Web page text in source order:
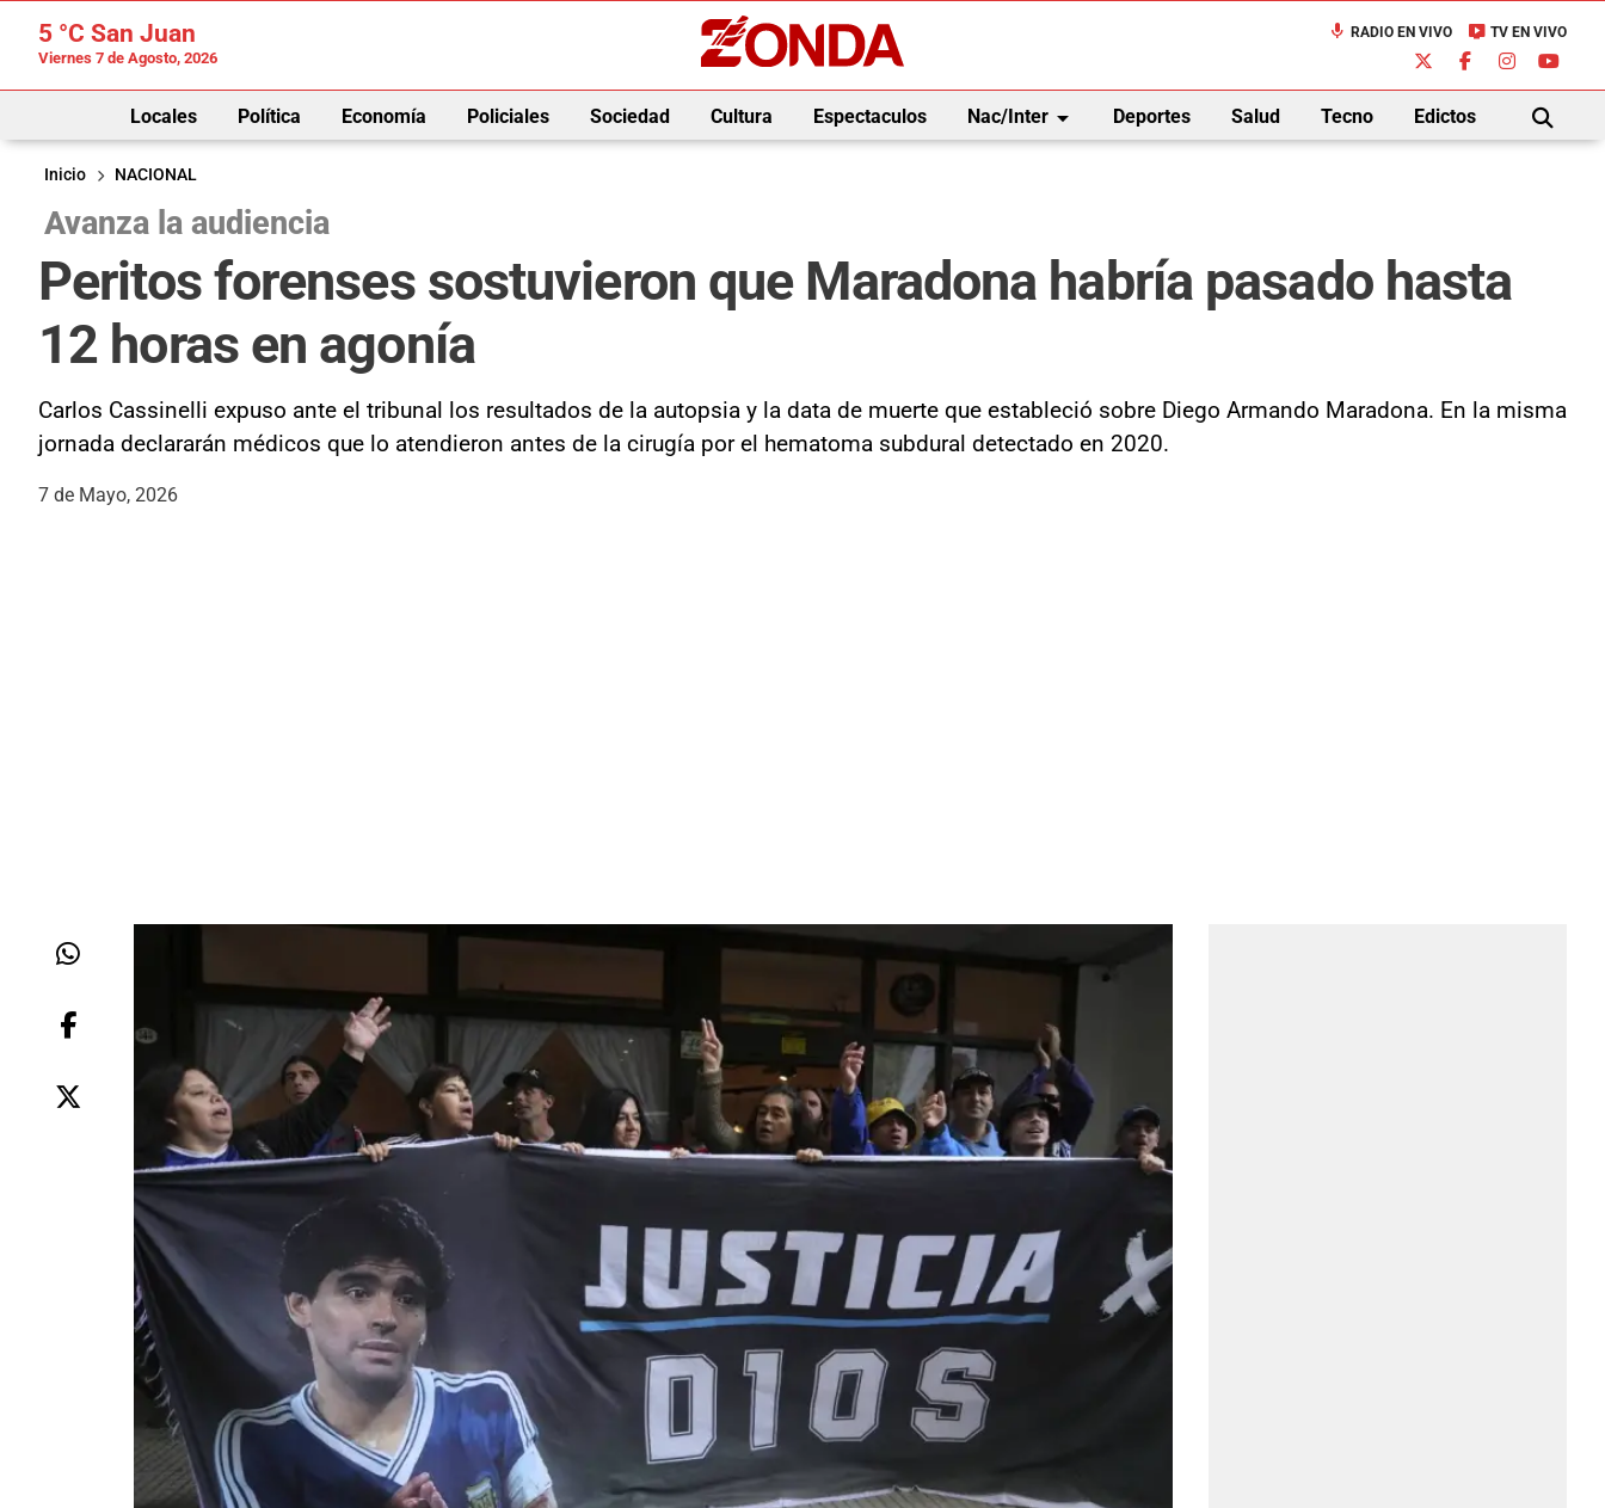
5 °C San Juan
Viernes 7 de Agosto, 2026
mic RADIO EN VIVO live_tv TV EN VIVO
Locales Política Economía Policiales Sociedad Cultura Espectaculos Nac/Interarrow_drop_down Deportes Salud Tecno Edictos
BUSCAR
Inicio
NACIONAL
Avanza la audiencia
Peritos forenses sostuvieron que Maradona habría pasado hasta
12 horas en agonía
Carlos Cassinelli expuso ante el tribunal los resultados de la autopsia y la data de muerte que estableció sobre Diego Armando Maradona. En la misma
jornada declararán médicos que lo atendieron antes de la cirugía por el hematoma subdural detectado en 2020.
7 de Mayo, 2026